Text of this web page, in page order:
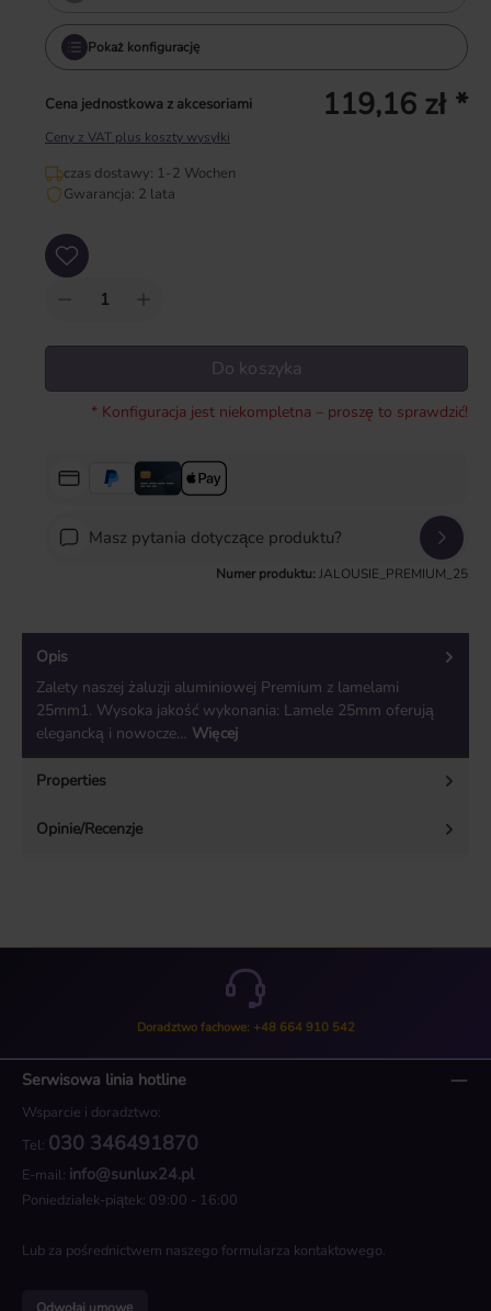
Pokaż konfigurację
Cena jednostkowa z akcesoriami 119,16 zł *
Ceny z VAT plus koszty wysyłki
czas dostawy: 1-2 Wochen
Gwarancja: 2 lata
Ilość produktu: Wprowadź żądaną ilość lub użyj przycisków, aby zwiększyć lub
Do koszyka
* Konfiguracja jest niekompletna – proszę to sprawdzić!
Masz pytania dotyczące produktu?
Numer produktu: JALOUSIE_PREMIUM_25
Opis
Zalety naszej żaluzji aluminiowej Premium z lamelami
25mm1. Wysoka jakość wykonania: Lamele 25mm oferują
elegancką i nowocze… Więcej
Properties
Opinie/Recenzje
Doradztwo fachowe: +48 664 910 542
Serwisowa linia hotline
Wsparcie i doradztwo:
Tel: 030 346491870
E-mail: info@sunlux24.pl
Poniedziałek-piątek: 09:00 - 16:00
Lub za pośrednictwem naszego formularza kontaktowego.
Odwołaj umowę